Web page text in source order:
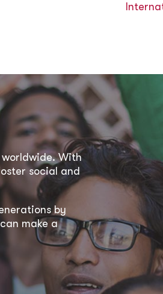
With
social and
by
make a